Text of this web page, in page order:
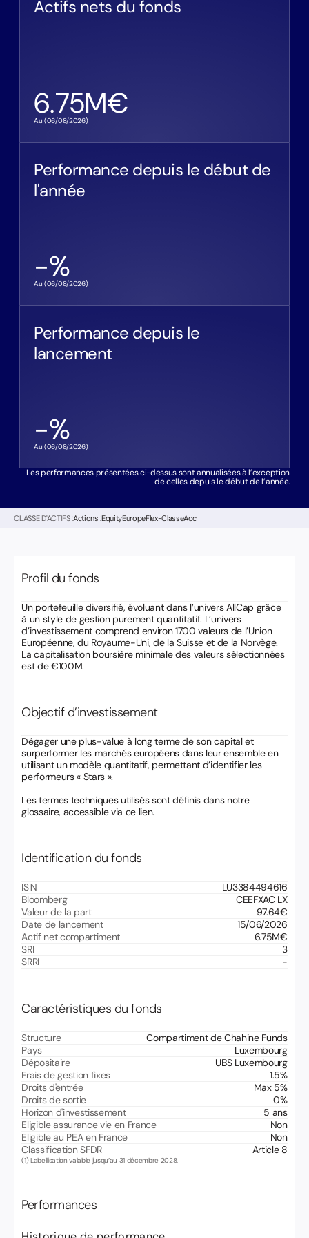
Actifs nets du fonds
6.75M€
Au (06/08/2026)
Performance depuis le début de
l'année
-%
Au (06/08/2026)
Performance depuis le
lancement
-%
Au (06/08/2026)
Les performances présentées ci-dessus sont annualisées à l’exception
de celles depuis le début de l’année.
CLASSE D'ACTIFS :Actions :EquityEuropeFlex-ClasseAcc
Performances
Profil du fonds
Un portefeuille diversifié, évoluant dans l’univers AllCap grâce
à un style de gestion purement quantitatif. L’univers
d’investissement comprend environ 1700 valeurs de l’Union
Européenne, du Royaume-Uni, de la Suisse et de la Norvège.
La capitalisation boursière minimale des valeurs sélectionnées
est de €100M.
Objectif d’investissement
Dégager une plus-value à long terme de son capital et
surperformer les marchés européens dans leur ensemble en
utilisant un modèle quantitatif, permettant d’identifier les
performeurs « Stars ».
Les termes techniques utilisés sont définis dans notre
glossaire, accessible via ce lien.
Identification du fonds
ISIN
LU3384494616
Bloomberg
CEEFXAC LX
Valeur de la part
97.64€
Date de lancement
15/06/2026
Actif net compartiment
6.75M€
SRI
3
SRRI
-
Caractéristiques du fonds
Structure
Compartiment de Chahine Funds
Pays
Luxembourg
Dépositaire
UBS Luxembourg
Frais de gestion fixes
1.5%
Droits d'entrée
Max 5%
Droits de sortie
0%
Horizon d'investissement
5 ans
Eligible assurance vie en France
Non
Eligible au PEA en France
Non
Classification SFDR
Article 8
(1) Labellisation valable jusqu’au 31 décembre 2028.